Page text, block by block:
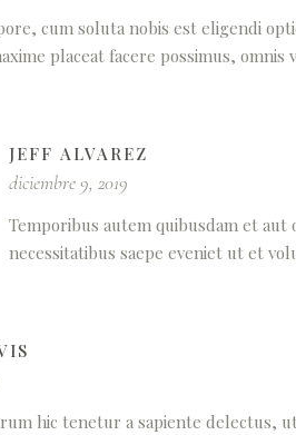
cum soluta nobis est eligendi
placeat facere possimus, omnis
JEFF ALVAREZ
diciembre 9, 2019
Temporibus autem quibusdam et
necessitatibus saepe eveniet ut et
hic tenetur a sapiente delectus,